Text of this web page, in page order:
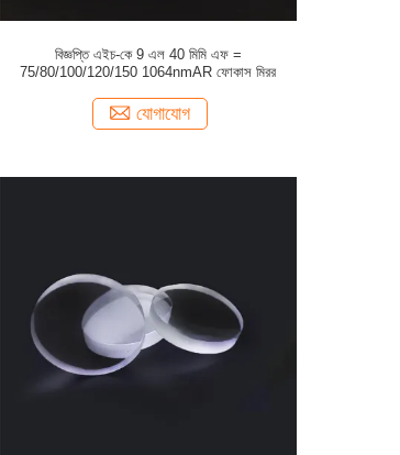
বিজ্ঞপ্তি এইচ-কে 9 এল 40 মিমি এফ =
75/80/100/120/150 1064nmAR ফোকাস মিরর
যোগাযোগ